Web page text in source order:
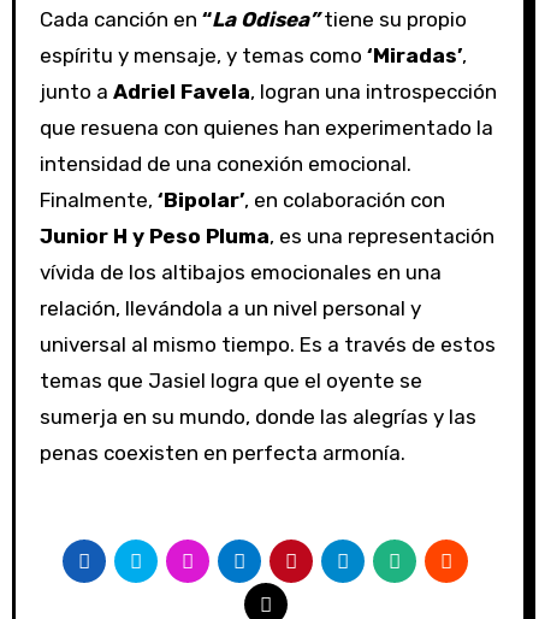
Cada canción en “La Odisea”tiene su propio
espíritu y mensaje, y temas como ‘Miradas’,
junto a Adriel Favela, logran una introspección
que resuena con quienes han experimentado la
intensidad de una conexión emocional.
Finalmente, ‘Bipolar’, en colaboración con
Junior H y Peso Pluma, es una representación
vívida de los altibajos emocionales en una
relación, llevándola a un nivel personal y
universal al mismo tiempo. Es a través de estos
temas que Jasiel logra que el oyente se
sumerja en su mundo, donde las alegrías y las
penas coexisten en perfecta armonía.